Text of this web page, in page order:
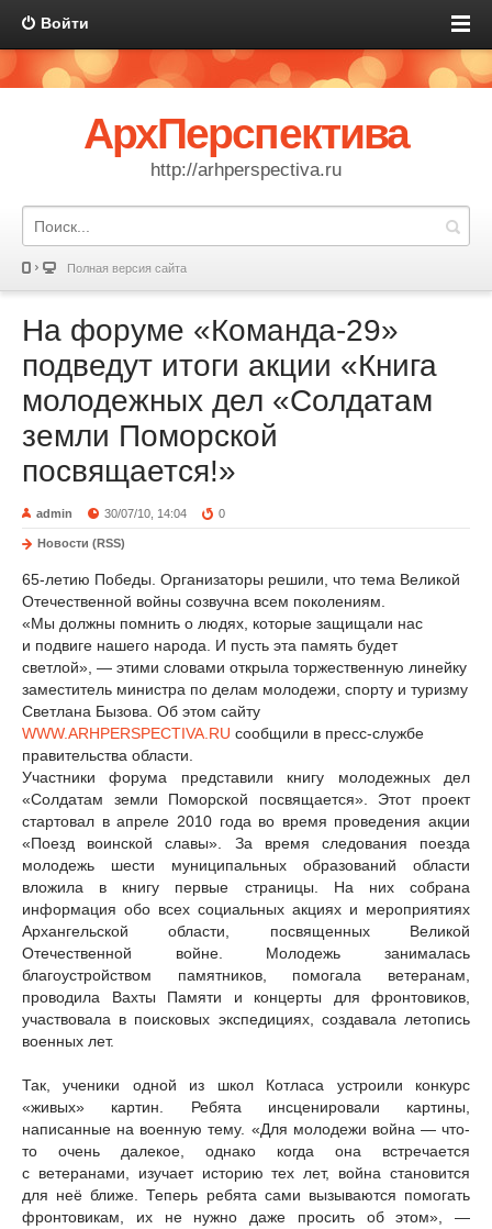
Войти
АрхПерспектива
http://arhperspectiva.ru
Полная версия сайта
На форуме «Команда-29»
подведут итоги акции «Книга
молодежных дел «Солдатам
земли Поморской
посвящается!»
admin 30/07/10, 14:04 0
Новости (RSS)
65-летию Победы. Организаторы решили, что тема Великой
Отечественной войны созвучна всем поколениям.
«Мы должны помнить о людях, которые защищали нас
и подвиге нашего народа. И пусть эта память будет
светлой», — этими словами открыла торжественную линейку
заместитель министра по делам молодежи, спорту и туризму
Светлана Бызова. Об этом сайту
WWW.ARHPERSPECTIVA.RU сообщили в пресс-службе
правительства области.
Участники форума представили книгу молодежных дел
«Солдатам земли Поморской посвящается». Этот проект
стартовал в апреле 2010 года во время проведения акции
«Поезд воинской славы». За время следования поезда
молодежь шести муниципальных образований области
вложила в книгу первые страницы. На них собрана
информация обо всех социальных акциях и мероприятиях
Архангельской области, посвященных Великой
Отечественной войне. Молодежь занималась
благоустройством памятников, помогала ветеранам,
проводила Вахты Памяти и концерты для фронтовиков,
участвовала в поисковых экспедициях, создавала летопись
военных лет.
Так, ученики одной из школ Котласа устроили конкурс
«живых» картин. Ребята инсценировали картины,
написанные на военную тему. «Для молодежи война — что-
то очень далекое, однако когда она встречается
с ветеранами, изучает историю тех лет, война становится
для неё ближе. Теперь ребята сами вызываются помогать
фронтовикам, их не нужно даже просить об этом», —